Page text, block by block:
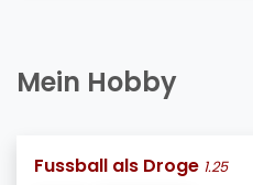
Mein Hobby
Fussball als Droge 1.25